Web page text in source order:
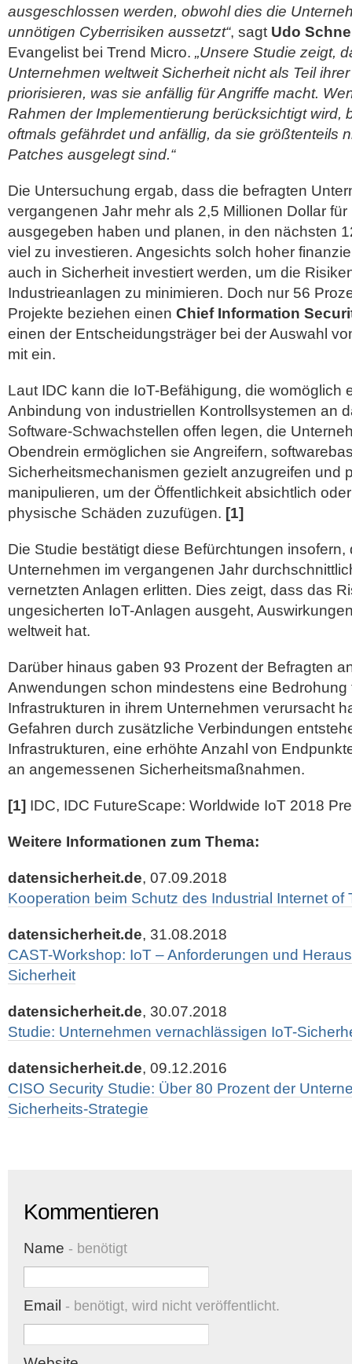
ausgeschlossen werden, obwohl dies die
unnötigen Cyberrisiken aussetzt“, sagt Udo
Evangelist bei Trend Micro. „Unsere Studie zeigt,
Unternehmen weltweit Sicherheit nicht als Teil
priorisieren, was sie anfällig für Angriffe macht.
Rahmen der Implementierung berücksichtigt wird,
oftmals gefährdet und anfällig, da sie größtenteils
Patches ausgelegt sind.“
Die Untersuchung ergab, dass die befragten
vergangenen Jahr mehr als 2,5 Millionen Dollar für
ausgegeben haben und planen, in den nächsten
viel zu investieren. Angesichts solch hoher
auch in Sicherheit investiert werden, um die
Industrieanlagen zu minimieren. Doch nur 56
Projekte beziehen einen Chief Information
einen der Entscheidungsträger bei der Auswahl
mit ein.
Laut IDC kann die IoT-Befähigung, die womöglich
Anbindung von industriellen Kontrollsystemen an
Software-Schwachstellen offen legen, die
Obendrein ermöglichen sie Angreifern,
Sicherheitsmechanismen gezielt anzugreifen und
manipulieren, um der Öffentlichkeit absichtlich
physische Schäden zuzufügen. [1]
Die Studie bestätigt diese Befürchtungen
Unternehmen im vergangenen Jahr
vernetzten Anlagen erlitten. Dies zeigt, dass das
ungesicherten IoT-Anlagen ausgeht,
weltweit hat.
Darüber hinaus gaben 93 Prozent der Befragten
Anwendungen schon mindestens eine Bedrohung
Infrastrukturen in ihrem Unternehmen verursacht
Gefahren durch zusätzliche Verbindungen
Infrastrukturen, eine erhöhte Anzahl von
an angemessenen Sicherheitsmaßnahmen.
[1] IDC, IDC FutureScape: Worldwide IoT 2018
Weitere Informationen zum Thema:
datensicherheit.de, 07.09.2018
Kooperation beim Schutz des Industrial Internet of
datensicherheit.de, 31.08.2018
CAST-Workshop: IoT – Anforderungen und
Sicherheit
datensicherheit.de, 30.07.2018
Studie: Unternehmen vernachlässigen IoT-
datensicherheit.de, 09.12.2016
CISO Security Studie: Über 80 Prozent der
Sicherheits-Strategie
Kommentieren
Name - benötigt
Email - benötigt, wird nicht veröffentlicht.